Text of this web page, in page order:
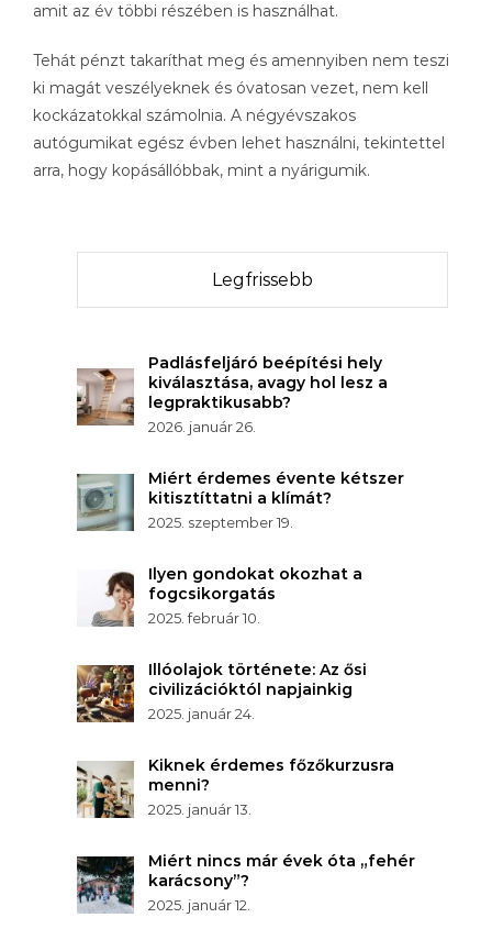
amit az év többi részében is használhat.
Tehát pénzt takaríthat meg és amennyiben nem teszi
ki magát veszélyeknek és óvatosan vezet, nem kell
kockázatokkal számolnia. A négyévszakos
autógumikat egész évben lehet használni, tekintettel
arra, hogy kopásállóbbak, mint a nyárigumik.
Legfrissebb
Padlásfeljáró beépítési hely
kiválasztása, avagy hol lesz a
legpraktikusabb?
2026. január 26.
Miért érdemes évente kétszer
kitisztíttatni a klímát?
2025. szeptember 19.
Ilyen gondokat okozhat a
fogcsikorgatás
2025. február 10.
Illóolajok története: Az ősi
civilizációktól napjainkig
2025. január 24.
Kiknek érdemes főzőkurzusra
menni?
2025. január 13.
Miért nincs már évek óta „fehér
karácsony”?
2025. január 12.